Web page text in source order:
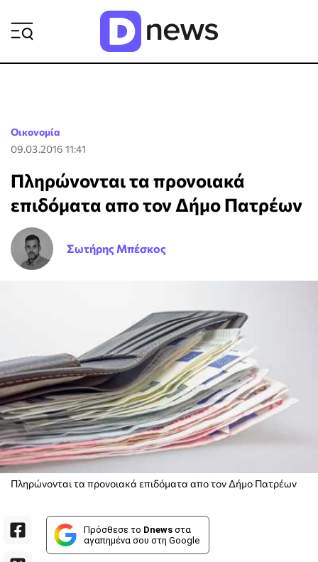
Οικονομία
09.03.2016 11:41
Πληρώνονται τα προνοιακά
επιδόματα απο τον Δήμο Πατρέων
Σωτήρης Μπέσκος
Πληρώνονται τα προνοιακά επιδόματα απο τον Δήμο Πατρέων
Πρόσθεσε το Dnews στα
αγαπημένα σου στη Google